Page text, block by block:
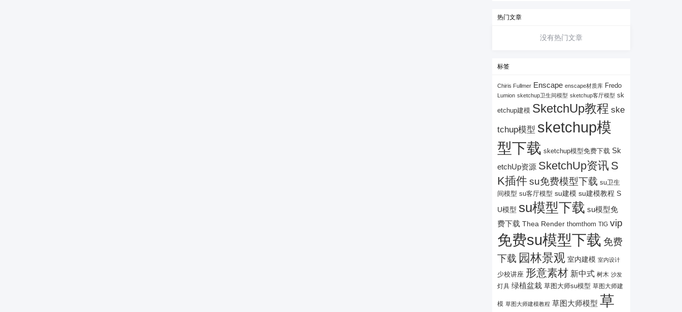
热门文章
没有热门文章
标签
Chiris Fullmer Enscape enscape材质库 Fredo
Lumion sketchup卫生间模型 sketchup客厅模型 sk
etchup建模 SketchUp教程 ske
tchup模型 sketchup模
型下载 sketchup模型免费下载 Sk
etchUp资源 SketchUp资讯 S
K插件su免费模型下载 su卫生
间模型 su客厅模型 su建模 su建模教程 S
U模型 su模型下载 su模型免
费下载 Thea Render thomthom TIG vip
免费su模型下载 免费
下载 园林景观 室内建模 室内设计
少校讲座 形意素材 新中式 树木 沙发
灯具 绿植盆栽 草图大师su模型 草图大师建
模 草图大师建模教程 草图大师模型 草